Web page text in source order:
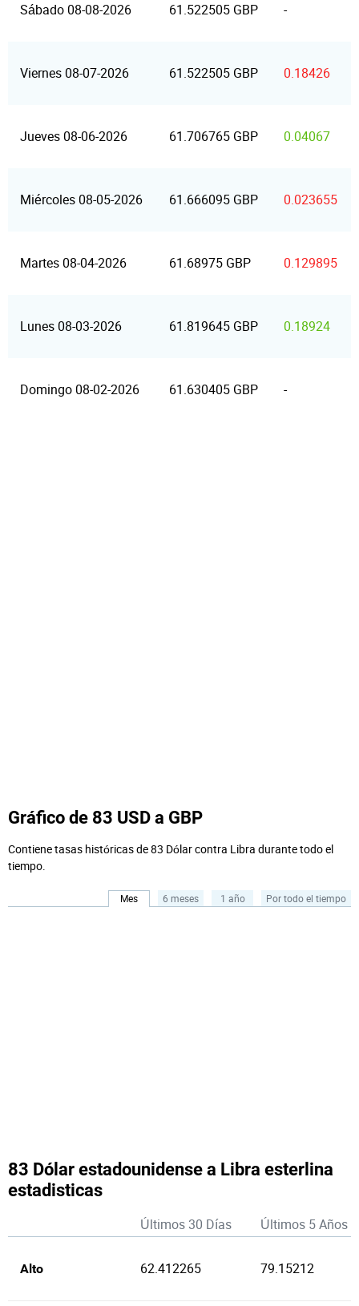
Sábado 08-08-2026 61.522505 GBP -
Viernes 08-07-2026 61.522505 GBP 0.18426
Jueves 08-06-2026 61.706765 GBP 0.04067
Miércoles 08-05-2026 61.666095 GBP 0.023655
Martes 08-04-2026 61.68975 GBP 0.129895
Lunes 08-03-2026 61.819645 GBP 0.18924
Domingo 08-02-2026 61.630405 GBP -
Gráfico de 83 USD a GBP
Contiene tasas históricas de 83 Dólar contra Libra durante todo el
tiempo.
Mes 6 meses 1 año Por todo el tiempo
83 Dólar estadounidense a Libra esterlina
estadisticas
Últimos 30 Días Últimos 5 Años
Alto 62.412265 79.15212